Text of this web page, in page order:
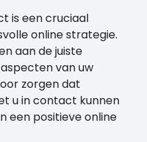
is een cruciaal
online strategie.
aan de juiste
van uw
zorgen dat
u in contact kunnen
een positieve online